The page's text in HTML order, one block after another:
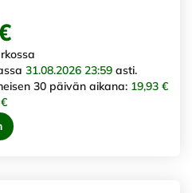
31.08.2026 23:59 asti.
30 päivän aikana: 19,93 €